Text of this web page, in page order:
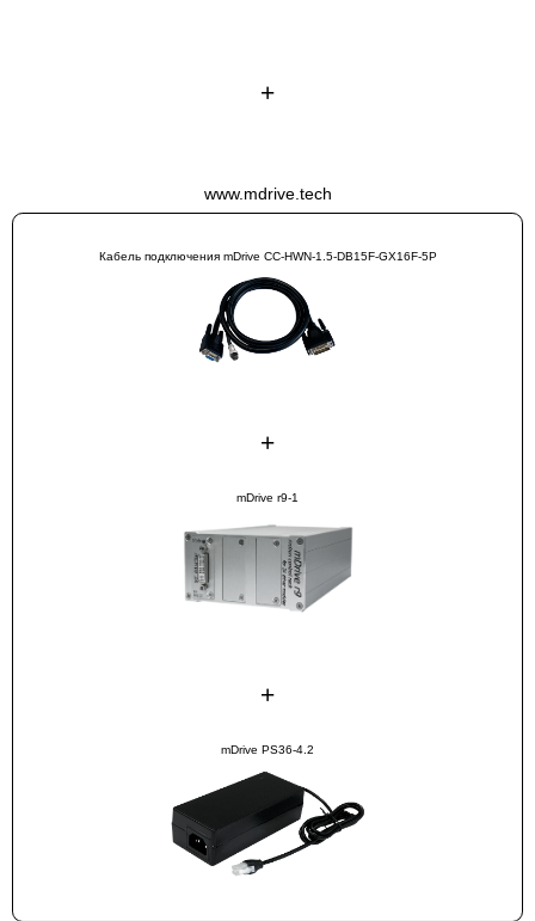
+
www.mdrive.tech
Кабель подключения mDrive CC-HWN-1.5-DB15F-GX16F-5P
+
mDrive r9-1
+
mDrive PS36-4.2